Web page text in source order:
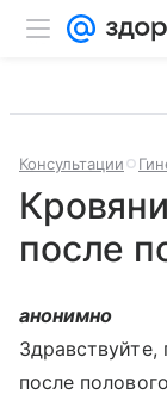
Консультации
после
анонимно
после